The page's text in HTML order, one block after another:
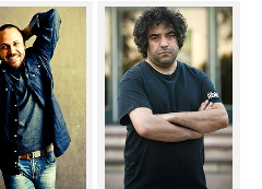
کارگردانی محسوب می‌شود.
فیلم آبادان یازده 60 براساس امتیاز مردم به آثار بهترین اثر
حرفه نویسندگی محسوب می‌شود.
1 تن از بازیگران
تجربه کرده است، در واقع در آبادان یازده 60 1 فیلم اولی بوده است:
طایی.